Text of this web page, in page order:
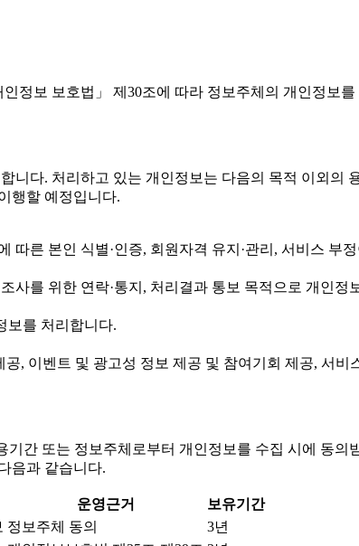
정보 보호법」 제30조에 따라 정보주체의 개인정보
니다. 처리하고 있는 개인정보는 다음의 목적 이외
행할 예정입니다.
따른 본인 식별·인증, 회원자격 유지·관리, 서비스 부
사를 위한 연락·통지, 처리결과 통보 목적으로 개인정
보를 처리합니다.
, 이벤트 및 광고성 정보 제공 및 참여기회 제공, 서
기간 또는 정보주체로부터 개인정보를 수집 시에 동
음과 같습니다.
운영근거
보유기간
정보주체 동의
3년